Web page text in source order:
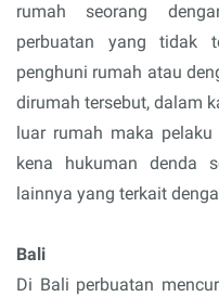
rumah seorang
perbuatan yang tidak
penghuni rumah atau
dirumah tersebut, dalam
luar rumah maka
kena hukuman denda
lainnya yang terkait
Bali
Di Bali perbuatan